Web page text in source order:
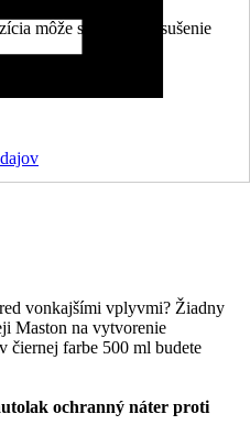
(EUH vety)
môže spôsobit’ vysušenie
vonkajšími vplyvmi? Žiadny
Maston na vytvorenie
čiernej farbe 500 ml budete
ochranný náter proti